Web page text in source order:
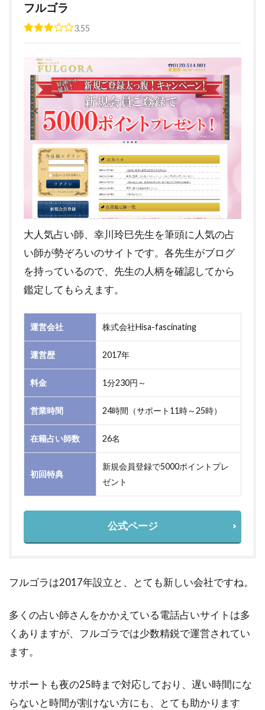
フルゴラ
3.55
大人気占い師、幸川玲巳先生を筆頭に人気の占
い師が勢ぞろいのサイトです。各先生がブログ
を持っているので、先生の人柄を確認してから
鑑定してもらえます。
運営会社 株式会社Hisa-fascinating
運営歴 2017年
料金 1分230円～
営業時間 24時間（サポート11時～25時）
在籍占い師数 26名
初回特典
新規会員登録で5000ポイントプレ
ゼント
公式ページ
フルゴラは2017年設立と、とても新しい会社ですね。
多くの占い師さんをかかえている電話占いサイトは多
くありますが、フルゴラでは少数精鋭で運営されてい
ます。
サポートも夜の25時まで対応しており、遅い時間にな
らないと時間が割けない方にも、とても助かります